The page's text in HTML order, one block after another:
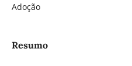
Adoção
Resumo